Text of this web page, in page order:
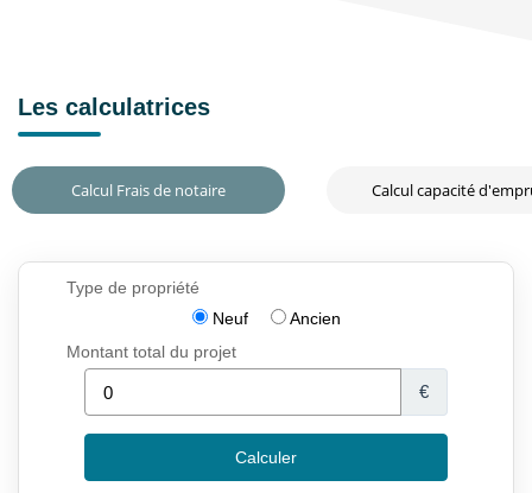
Les calculatrices
Calcul Frais de notaire Calcul capacité